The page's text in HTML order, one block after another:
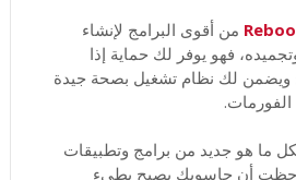
من أقوى البرامج لإنشاء
فهو يوفر لك حماية إذا
لك نظام تشغيل بصحة جيدة
ما هو جديد من برامج وتطبيقات
أن حاسوبك يصبح بطيء